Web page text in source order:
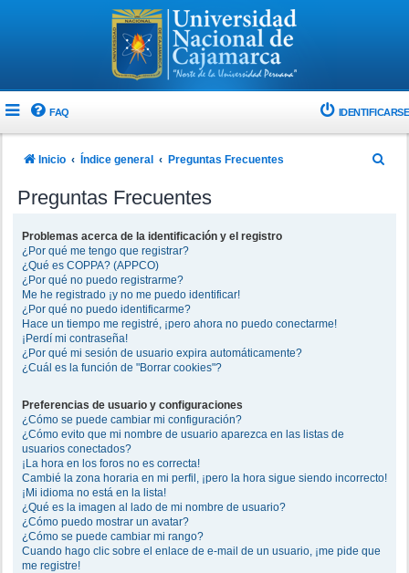
FAQ IDENTIFICARSE
Inicio Índice general Preguntas Frecuentes
Preguntas Frecuentes
Problemas acerca de la identificación y el registro
¿Por qué me tengo que registrar?
¿Qué es COPPA? (APPCO)
¿Por qué no puedo registrarme?
Me he registrado ¡y no me puedo identificar!
¿Por qué no puedo identificarme?
Hace un tiempo me registré, ¡pero ahora no puedo conectarme!
¡Perdí mi contraseña!
¿Por qué mi sesión de usuario expira automáticamente?
¿Cuál es la función de "Borrar cookies"?
Preferencias de usuario y configuraciones
¿Cómo se puede cambiar mi configuración?
¿Cómo evito que mi nombre de usuario aparezca en las listas de
usuarios conectados?
¡La hora en los foros no es correcta!
Cambié la zona horaria en mi perfil, ¡pero la hora sigue siendo incorrecto!
¡Mi idioma no está en la lista!
¿Qué es la imagen al lado de mi nombre de usuario?
¿Cómo puedo mostrar un avatar?
¿Cómo se puede cambiar mi rango?
Cuando hago clic sobre el enlace de e-mail de un usuario, ¡me pide que
me registre!